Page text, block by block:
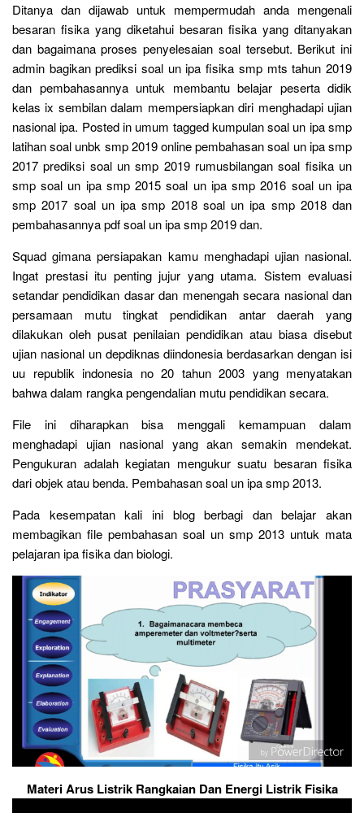
Ditanya dan dijawab untuk mempermudah anda mengenali
besaran fisika yang diketahui besaran fisika yang ditanyakan
dan bagaimana proses penyelesaian soal tersebut. Berikut ini
admin bagikan prediksi soal un ipa fisika smp mts tahun 2019
dan pembahasannya untuk membantu belajar peserta didik
kelas ix sembilan dalam mempersiapkan diri menghadapi ujian
nasional ipa. Posted in umum tagged kumpulan soal un ipa smp
latihan soal unbk smp 2019 online pembahasan soal un ipa smp
2017 prediksi soal un smp 2019 rumusbilangan soal fisika un
smp soal un ipa smp 2015 soal un ipa smp 2016 soal un ipa
smp 2017 soal un ipa smp 2018 soal un ipa smp 2018 dan
pembahasannya pdf soal un ipa smp 2019 dan.
Squad gimana persiapakan kamu menghadapi ujian nasional.
Ingat prestasi itu penting jujur yang utama. Sistem evaluasi
setandar pendidikan dasar dan menengah secara nasional dan
persamaan mutu tingkat pendidikan antar daerah yang
dilakukan oleh pusat penilaian pendidikan atau biasa disebut
ujian nasional un depdiknas diindonesia berdasarkan dengan isi
uu republik indonesia no 20 tahun 2003 yang menyatakan
bahwa dalam rangka pengendalian mutu pendidikan secara.
File ini diharapkan bisa menggali kemampuan dalam
menghadapi ujian nasional yang akan semakin mendekat.
Pengukuran adalah kegiatan mengukur suatu besaran fisika
dari objek atau benda. Pembahasan soal un ipa smp 2013.
Pada kesempatan kali ini blog berbagi dan belajar akan
membagikan file pembahasan soal un smp 2013 untuk mata
pelajaran ipa fisika dan biologi.
Materi Arus Listrik Rangkaian Dan Energi Listrik Fisika